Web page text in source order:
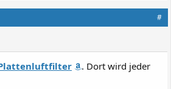
#
. Dort wird jeder